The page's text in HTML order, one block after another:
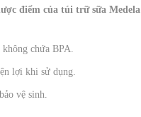
điểm của túi trữ sữa Medela
chứa BPA.
lợi khi sử dụng.
vệ sinh.